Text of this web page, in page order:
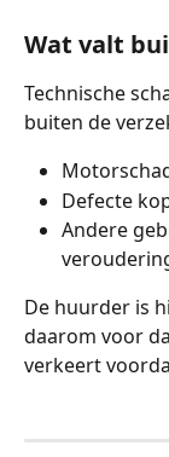
Wat valt
Technische
buiten de
Defecte
Andere
De huurder is
daarom voor
verkeert